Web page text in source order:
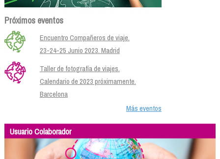
Próximos eventos
Encuentro Compañeros de viaje.
23-24-25 Junio 2023. Madrid
Taller de fotografía de viajes.
Calendario de 2023 próximamente.
Barcelona
Más eventos
Usuario Colaborador